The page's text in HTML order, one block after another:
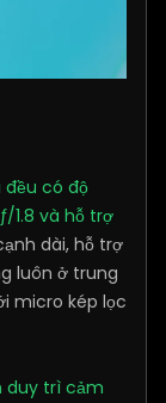
đều có độ
1.8 và hỗ trợ
dài, hỗ trợ
luôn ở trung
micro kép lọc
duy trì cảm